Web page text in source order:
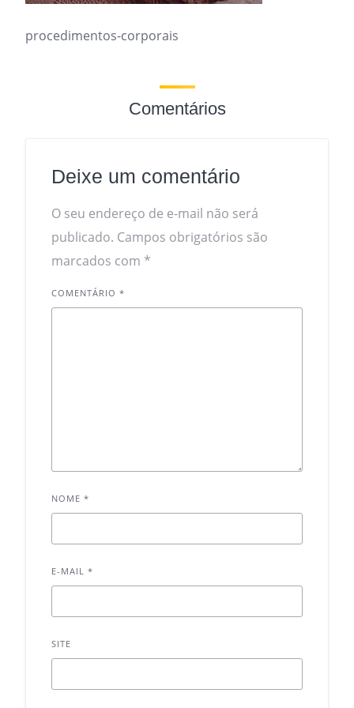
procedimentos-corporais
Comentários
Deixe um comentário
O seu endereço de e-mail não será
publicado. Campos obrigatórios são
marcados com *
COMENTÁRIO *
NOME *
E-MAIL *
SITE